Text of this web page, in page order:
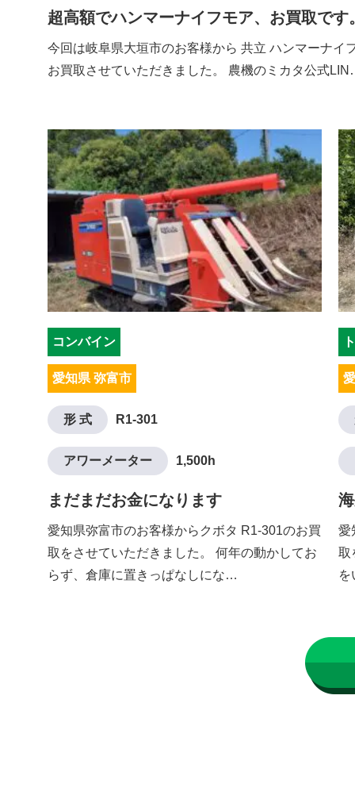
超高額でハンマーナイフモア、お買取です
今回は岐阜県大垣市のお客様から 共立 ハンマーナイ
お買取させていただきました。 農機のミカタ公式
コンバイン
愛知県 弥富市
形 式 R1-301
アワーメーター 1,500h
まだまだお金になります
愛知県弥富市のお客様からクボタ R1-301のお買
取をさせていただきました。 何年の動かしてお
らず、倉庫に置きっぱなしにな…
愛
取